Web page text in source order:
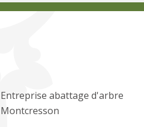
Entreprise abattage d'arbre
Montcresson